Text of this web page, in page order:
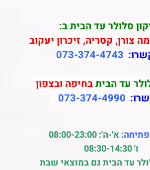
סלולר עד הבית ב:
צורן, קסריה, זיכרון יעקוב
073-374-4743
עד הביתבחיפה ובצפון
073-374-4990
א'-ה': 08:00-23:00
ו' 08:30-14:30
עד הבית גם במוצאי שבת